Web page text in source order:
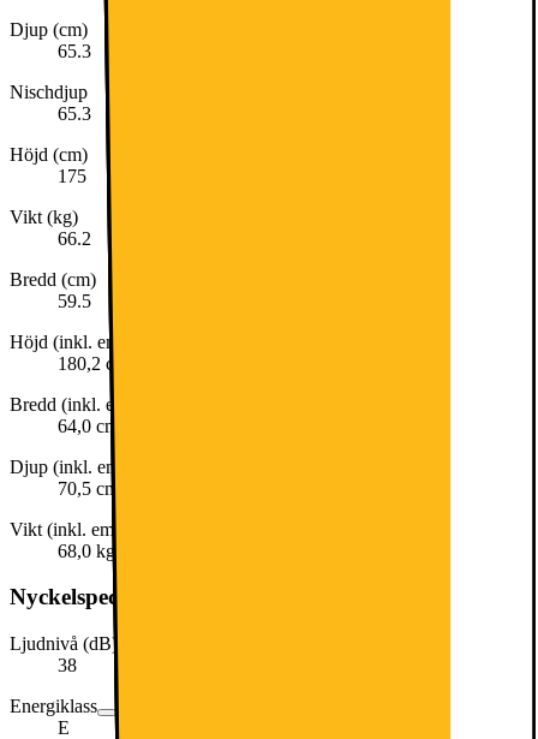
Djup (cm)
65.3
Nischdjup
65.3
Höjd (cm)
175
Vikt (kg)
66.2
Bredd (cm)
59.5
Höjd (inkl. emballage)
180,2 cm
Bredd (inkl. emballage)
64,0 cm
Djup (inkl. emballage)
70,5 cm
Vikt (inkl. emballage)
68,0 kg
Nyckelspecifikation
Ljudnivå (dB)
38
Energiklass
E